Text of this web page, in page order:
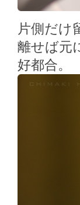
片側だけ
離せば元
好都合。